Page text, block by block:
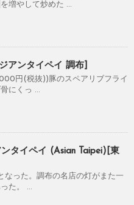
増やして炒めた ...
アンタイペイ 調布]
円(税抜))豚のスペアリブフライ
にくっ ...
ンタイペイ (Asian Taipei)[東
なった。調布の名店の灯がまた一
た。 ...